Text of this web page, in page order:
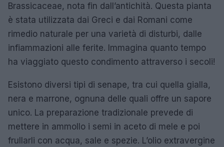
Brassicaceae, nota fin dall’antichità. Questa pianta
è stata utilizzata dai Greci e dai Romani come
rimedio naturale per una varietà di disturbi, dalle
infiammazioni alle ferite. Immagina quanto tempo
ha viaggiato questo condimento attraverso i secoli!
Esistono diversi tipi di senape, tra cui quella gialla,
nera e marrone, ognuna delle quali offre un sapore
unico. La preparazione tradizionale prevede di
mettere in ammollo i semi in aceto di mele e poi
frullarli con acqua, sale e spezie. L’olio extravergine